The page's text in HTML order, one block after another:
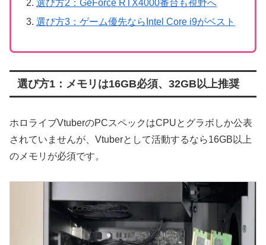
選び方2：GeForce RTX4000番台も視野へ
選び方3：ゲーム優先ならIntel Core i9がベスト
選び方1：メモリは16GB必須、32GB以上推奨
ホロライブVtuberのPCスペックはCPUとグラボしか公表
されていませんが、Vtuberとして活動するなら16GB以上
のメモリが必須です。